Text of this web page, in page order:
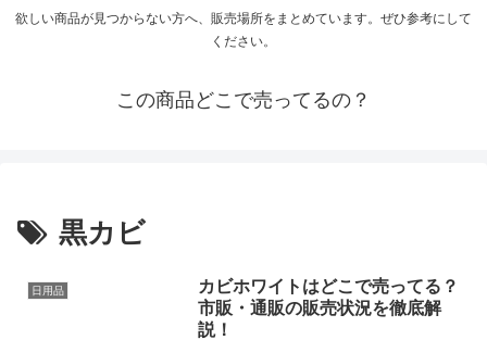
欲しい商品が見つからない方へ、販売場所をまとめています。ぜひ参考にして
ください。
この商品どこで売ってるの？
黒カビ
日用品
カビホワイトはどこで売ってる？
市販・通販の販売状況を徹底解
説！